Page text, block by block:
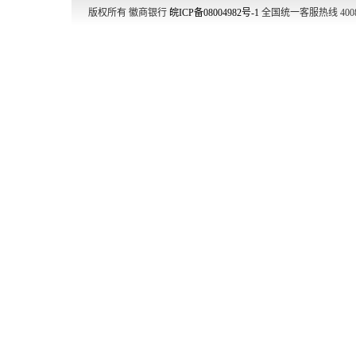
版权所有 徽商银行 皖ICP备08004982号-1 全国统一客服热线